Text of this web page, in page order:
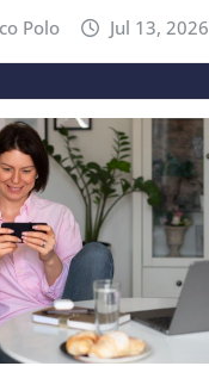
Polo Jul 13, 2026